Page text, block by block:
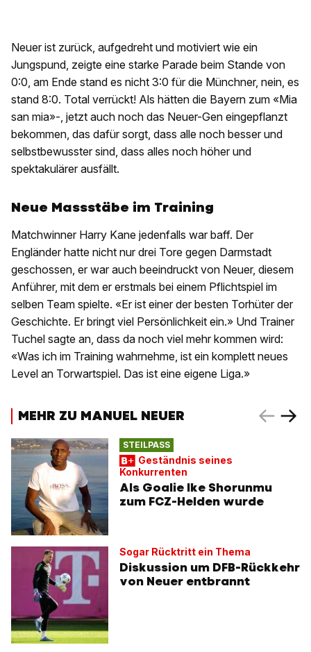
Neuer ist zurück, aufgedreht und motiviert wie ein
Jungspund, zeigte eine starke Parade beim Stande von
0:0, am Ende stand es nicht 3:0 für die Münchner, nein, es
stand 8:0. Total verrückt! Als hätten die Bayern zum «Mia
san mia»-, jetzt auch noch das Neuer-Gen eingepflanzt
bekommen, das dafür sorgt, dass alle noch besser und
selbstbewusster sind, dass alles noch höher und
spektakulärer ausfällt.
Neue Massstäbe im Training
Matchwinner Harry Kane jedenfalls war baff. Der
Engländer hatte nicht nur drei Tore gegen Darmstadt
geschossen, er war auch beeindruckt von Neuer, diesem
Anführer, mit dem er erstmals bei einem Pflichtspiel im
selben Team spielte. «Er ist einer der besten Torhüter der
Geschichte. Er bringt viel Persönlichkeit ein.» Und Trainer
Tuchel sagte an, dass da noch viel mehr kommen wird:
«Was ich im Training wahrnehme, ist ein komplett neues
Level an Torwartspiel. Das ist eine eigene Liga.»
MEHR ZU MANUEL NEUER
STEILPASS
Geständnis seines
Konkurrenten
Als Goalie Ike Shorunmu
zum FCZ-Helden wurde
Sogar Rücktritt ein Thema
Diskussion um DFB-Rückkehr
von Neuer entbrannt